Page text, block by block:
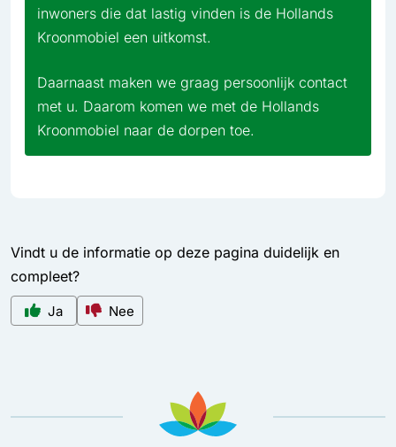
inwoners die dat lastig vinden is de Hollands
Kroonmobiel een uitkomst.
Daarnaast maken we graag persoonlijk contact
met u. Daarom komen we met de Hollands
Kroonmobiel naar de dorpen toe.
Vindt u de informatie op deze pagina duidelijk en
compleet?
Ja Nee